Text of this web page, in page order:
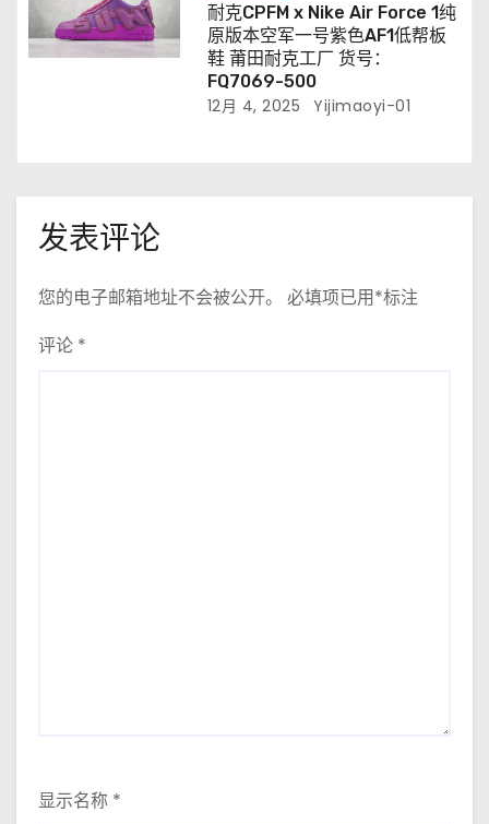
耐克CPFM x Nike Air Force 1纯
原版本空军一号紫色AF1低帮板
鞋 莆田耐克工厂 货号：
FQ7069-500
12月 4, 2025 Yijimaoyi-01
发表评论
您的电子邮箱地址不会被公开。 必填项已用*标注
评论 *
显示名称 *